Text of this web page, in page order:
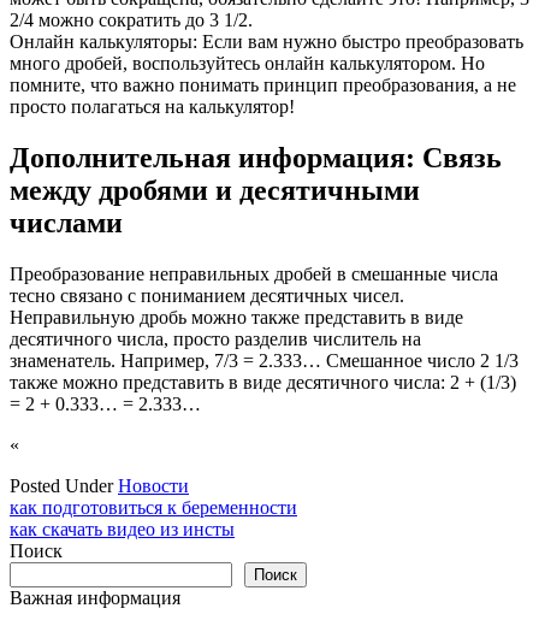
2/4 можно сократить до 3 1/2.
Онлайн калькуляторы: Если вам нужно быстро преобразовать
много дробей, воспользуйтесь онлайн калькулятором. Но
помните, что важно понимать принцип преобразования, а не
просто полагаться на калькулятор!
Дополнительная информация: Связь
между дробями и десятичными
числами
Преобразование неправильных дробей в смешанные числа
тесно связано с пониманием десятичных чисел.
Неправильную дробь можно также представить в виде
десятичного числа, просто разделив числитель на
знаменатель. Например, 7/3 = 2.333… Смешанное число 2 1/3
также можно представить в виде десятичного числа: 2 + (1/3)
= 2 + 0.333… = 2.333…
«
Posted UnderНовости
Навигация
по
как подготовиться к беременности
как скачать видео из инсты
Поиск
Поиск
Важная информация